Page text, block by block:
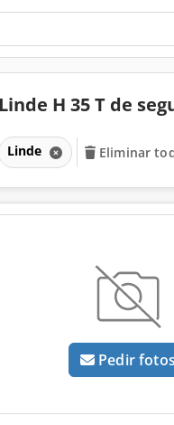
Linde H 35 T de
Linde Eliminar
Pedir fotos